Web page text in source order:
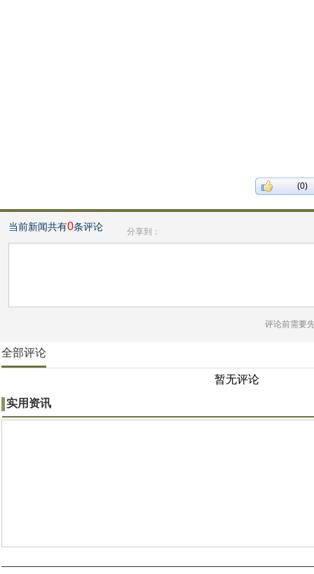
(0)
当前新闻共有0条评论 分享到：
评论前需要
全部评论
暂无评论
实用资讯